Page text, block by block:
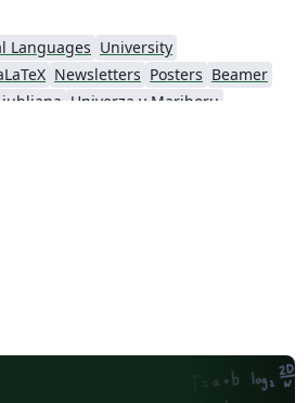
Languages University
Newsletters Posters Beamer
Univerza v Mariboru